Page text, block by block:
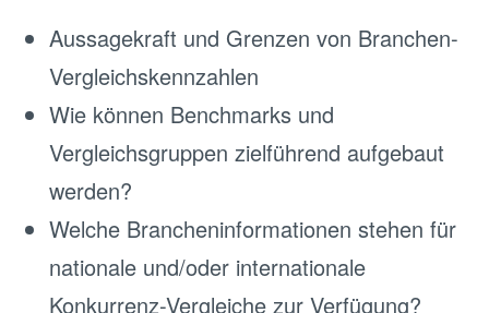
Aussagekraft und Grenzen von Branchen-
Vergleichskennzahlen
Wie können Benchmarks und
Vergleichsgruppen zielführend aufgebaut
werden?
Welche Brancheninformationen stehen für
nationale und/oder internationale
Konkurrenz-Vergleiche zur Verfügung?